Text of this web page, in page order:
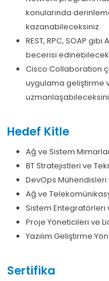
konularında
kazanabileceksiniz.
REST, RPC, SOAP
becerisi
Cisco Collaboration
uygulama geliştirme
Hedef Kitle
Ağ ve Sistem
BT Stratejistleri ve
DevOps Mühendisleri
Ağ ve
Sistem Entegratörleri
Proje Yöneticileri ve
Yazılım Geliştirme
Sertifika